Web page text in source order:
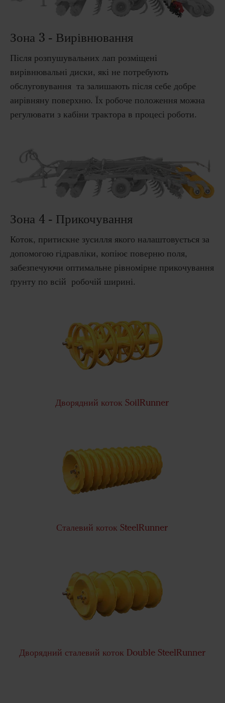
Зона 3 - Вирівнювання
Після розпушувальних лап розміщені
вирівнювальні диски, які не потребують
обслуговування та залишають після себе добре
аирівняну поверхню. Їх робоче положення можна
регулювати з кабіни трактора в процесі роботи.
Зона 4 - Прикочування
Коток, притискне зусилля якого налаштовується за
допомогою гідравліки, копіює поверню поля,
забезпечуючи оптимальне рівномірне прикочування
ґрунту по всій робочій ширині.
Дворядний коток SoilRunner
Сталевий коток SteelRunner
Дворядний сталевий коток Double SteelRunner